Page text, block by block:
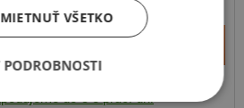
+
VŠETKO